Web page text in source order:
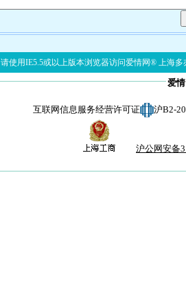
请使用IE5.5或以上版本浏览器访问爱情网® 上海多
爱
互联网信息服务经营许可证 沪B2-
沪公网安备